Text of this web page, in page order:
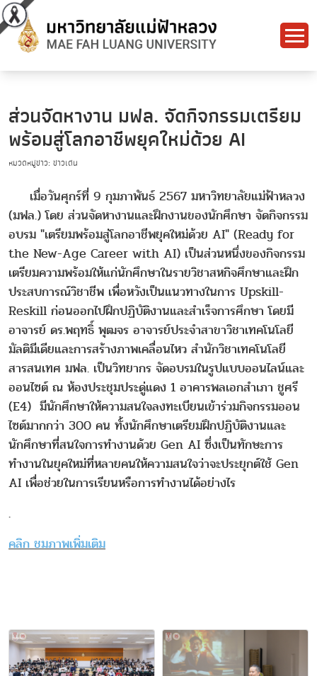
ส่วนจัดหางาน มฟล. จัดกิจกรรมเตรียม
พร้อมสู่โลกอาชีพยุคใหม่ด้วย AI
หมวดหมู่ข่าว: ข่าวเด่น
เมื่อวันศุกร์ที่ 9 กุมภาพันธ์ 2567 มหาวิทยาลัยแม่ฟ้าหลวง
(มฟล.) โดย ส่วนจัดหางานและฝึกงานของนักศึกษา จัดกิจกรรม
อบรม "เตรียมพร้อมสู่โลกอาชีพยุคใหม่ด้วย AI" (Ready for
the New-Age Career with AI) เป็นส่วนหนึ่งของกิจกรรม
เตรียมความพร้อมให้แก่นักศึกษาในรายวิชาสหกิจศึกษาและฝึก
ประสบการณ์วิชาชีพ เพื่อหวังเป็นแนวทางในการ Upskill-
Reskill ก่อนออกไปฝึกปฏิบัติงานและสำเร็จการศึกษา โดยมี
อาจารย์ ดร.พฤทธิ์ พุฒจร อาจารย์ประจำสาขาวิชาเทคโนโลยี
มัลติมีเดียและการสร้างภาพเคลื่อนไหว สำนักวิชาเทคโนโลยี
สารสนเทศ มฟล. เป็นวิทยากร จัดอบรมในรูปแบบออนไลน์และ
ออนไซต์ ณ ห้องประชุมประดู่แดง 1 อาคารพลเอกสำเภา ชูศรี
(E4) มีนักศึกษาให้ความสนใจลงทะเบียนเข้าร่วมกิจกรรมออน
ไซต์มากกว่า 300 คน ทั้งนักศึกษาเตรียมฝึกปฏิบัติงานและ
นักศึกษาที่สนใจการทำงานด้วย Gen AI ซึ่งเป็นทักษะการ
ทำงานในยุคใหม่ที่หลายคนให้ความสนใจว่าจะประยุกต์ใช้ Gen
AI เพื่อช่วยในการเรียนหรือการทำงานได้อย่างไร
.
คลิก ชมภาพเพิ่มเติม